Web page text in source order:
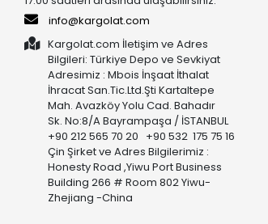
info@kargolat.com
Kargolat.com İletişim ve Adres
Bilgileri: Türkiye Depo ve Sevkiyat
Adresimiz : Mbois İnşaat İthalat
İhracat San.Tic.Ltd.Şti Kartaltepe
Mah. Avazköy Yolu Cad. Bahadır
Sk. No:8/A Bayrampaşa / İSTANBUL
+90 212 565 70 20 +90 532 175 75 16
Çin Şirket ve Adres Bilgilerimiz :
Honesty Road ,Yiwu Port Business
Building 266 # Room 802 Yiwu-
Zhejiang -China